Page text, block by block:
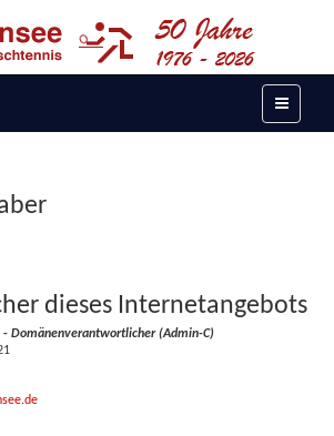
dieses Internetangebots
- Domänenverantwortlicher (Admin-C)